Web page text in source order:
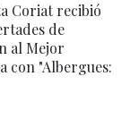
Coriat recibió
de
al Mejor
con "Albergues: